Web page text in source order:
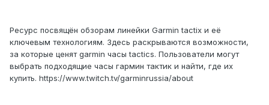
Ресурс посвящён обзорам линейки Garmin tactix и её
ключевым технологиям. Здесь раскрываются возможности,
за которые ценят garmin часы tactics. Пользователи могут
выбрать подходящие часы гармин тактик и найти, где их
купить. https://www.twitch.tv/garminrussia/about